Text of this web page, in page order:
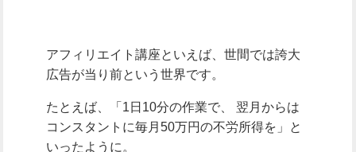
アフィリエイト講座といえば、世間では誇大
広告が当り前という世界です。
たとえば、「1日10分の作業で、
翌月からは
コンスタントに毎月50万円の不労所得を」と
いったように。